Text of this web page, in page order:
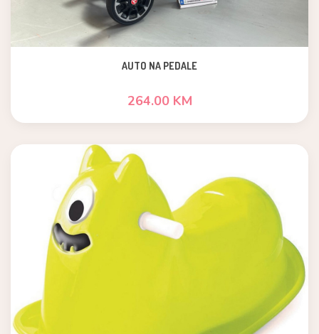
AUTO NA PEDALE
264.00 KM